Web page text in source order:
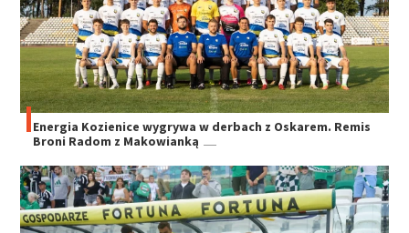
Energia Kozienice wygrywa w derbach z Oskarem. Remis
Broni Radom z Makowianką